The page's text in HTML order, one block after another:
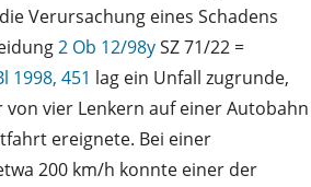
Verursachung eines Schadens
2 Ob 12/98ySZ 71/22 =
1998, 451 lag ein Unfall zugrunde,
von vier Lenkern auf einer Autobahn
ereignete. Bei einer
200 km/h konnte einer der